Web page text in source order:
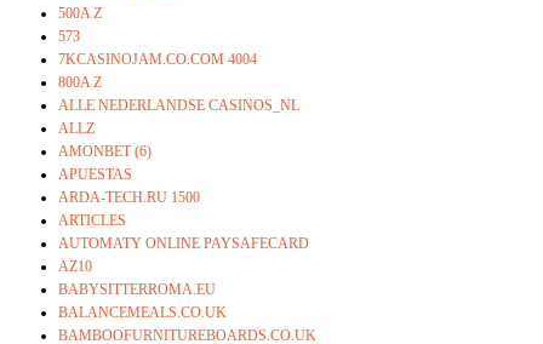
500A Z
573
7KCASINOJAM.CO.COM 4004
800A Z
ALLE NEDERLANDSE CASINOS_NL
ALLZ
AMONBET (6)
APUESTAS
ARDA-TECH.RU 1500
ARTICLES
AUTOMATY ONLINE PAYSAFECARD
AZ10
BABYSITTERROMA.EU
BALANCEMEALS.CO.UK
BAMBOOFURNITUREBOARDS.CO.UK